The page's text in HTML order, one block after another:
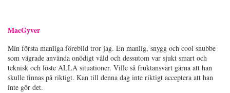
MacGyver
Min första manliga förebild tror jag. En manlig, snygg och cool snubbe
som vägrade använda onödigt våld och dessutom var sjukt smart och
teknisk och löste ALLA situationer. Ville så fruktansvärt gärna att han
skulle finnas på riktigt. Kan till denna dag inte riktigt acceptera att han
inte gör det.